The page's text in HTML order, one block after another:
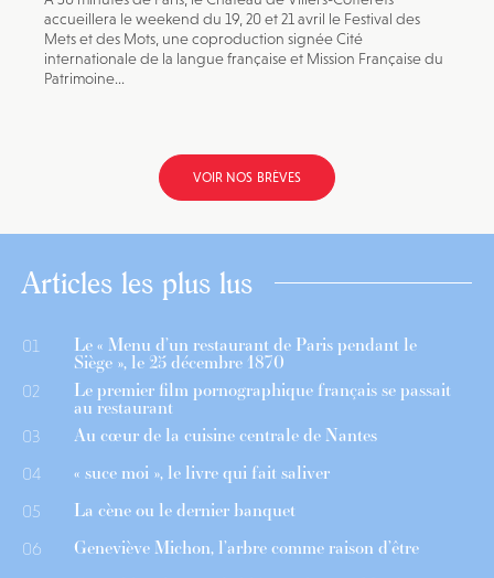
accueillera le weekend du 19, 20 et 21 avril le Festival des
Mets et des Mots, une coproduction signée Cité
internationale de la langue française et Mission Française du
Patrimoine...
VOIR NOS BRÈVES
Articles les plus lus
01 Le « Menu d’un restaurant de Paris pendant le
Siège », le 25 décembre 1870
02 Le premier film pornographique français se passait
au restaurant
03 Au cœur de la cuisine centrale de Nantes
04 « suce moi », le livre qui fait saliver
05 La cène ou le dernier banquet
06 Geneviève Michon, l’arbre comme raison d’être